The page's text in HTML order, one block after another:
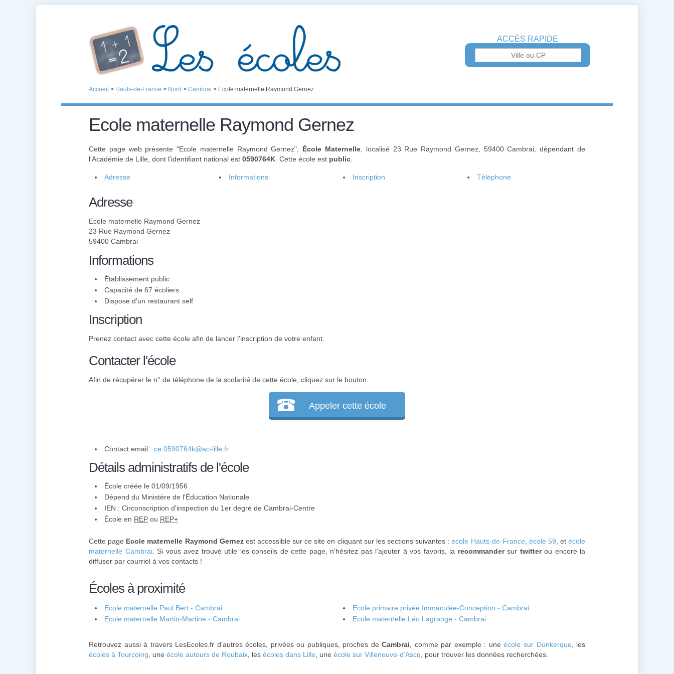
ACCÈS RAPIDE
Accueil > Hauts-de-France > Nord > Cambrai > Ecole maternelle Raymond Gernez
Ecole maternelle Raymond Gernez
Cette page web présente "Ecole maternelle Raymond Gernez", École Maternelle , localisé 23 Rue Raymond Gernez, 59400 Cambrai, dépendant de
l'Académie de Lille, dont l'identifiant national est 0590764K . Cette école est public
Adresse Informations Inscription Téléphone
Adresse
Ecole maternelle Raymond Gernez
23 Rue Raymond Gernez
59400 Cambrai
Informations
Établissement public
Capacité de 67 écoliers
Dispose d'un restaurant self
Inscription
Prenez contact avec cette école afin de lancer l'inscription de votre enfant.
Contacter l'école
Afin de récupérer le n° de téléphone de la scolarité de cette école, cliquez sur le bouton.
Appeler cette école
Contact email : ce.0590764k@ac-lille.fr
Détails administratifs de l'école
École créée le 01/09/1956
Dépend du Ministère de l'Éducation Nationale
IEN : Circonscription d'inspection du 1er degré de Cambrai-Centre
École en REP ou REP+
Cette page Ecole maternelle Raymond Gernezest accessible sur ce site en cliquant sur les sections suivantes :école Hauts-de-France école 59 , etécole
maternelle Cambrai. Si vous avez trouvé utile les conseils de cette page, n'hésitez pas l'ajouter à vos favoris, la recommandersur twitterou encore la
diffuser par courriel à vos contacts !
Écoles à proximité
Ecole maternelle Paul Bert - Cambrai
Ecole primaire privée Immaculée-Conception - Cambrai
Ecole maternelle Martin-Martine - Cambrai
Ecole maternelle Léo Lagrange - Cambrai
Retrouvez aussi à travers LesEcoles.fr d'autres écoles, privées ou publiques, proches deCambrai , comme par exemple : uneécole sur Dunkerque , les
écoles à Tourcoing , une école autours de Roubaix , les écoles dans Lille , une école sur Villeneuve-d'Ascq , pour trouver les données recherchées.